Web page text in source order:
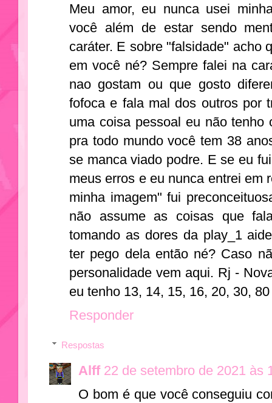
Meu amor, eu nunca usei
você além de estar sendo
caráter. E sobre "falsidade" acho
em você né? Sempre falei na
nao gostam ou que gosto
fofoca e fala mal dos outros por
uma coisa pessoal eu não tenho
pra todo mundo você tem 38
se manca viado podre. E se eu
meus erros e eu nunca entrei em
minha imagem" fui
não assume as coisas que
tomando as dores da play_1
ter pego dela então né? Caso
personalidade vem aqui. Rj -
eu tenho 13, 14, 15, 16, 20, 30,
Responder
Respostas
Alff 22 de setembro de 2021 às
O bom é que você conseguiu